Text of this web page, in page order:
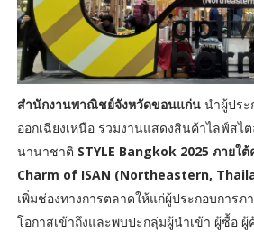
สำนักงานพาณิชย์จังหวัดขอนแก่นนำผู้ประ
ออกเฉียงเหนือ ร่วมงานแสดงสินค้าไลฟ์ส
นานาชาติ STYLE Bangkok 2025 ภาย
Charm of ISAN (Northeastern,
เพิ่มช่องทางการตลาดให้แก่ผู้ประกอบการภ
โอกาสเข้าถึงและพบปะกลุ่มผู้นำเข้า ผู้ซื้อ ผู้